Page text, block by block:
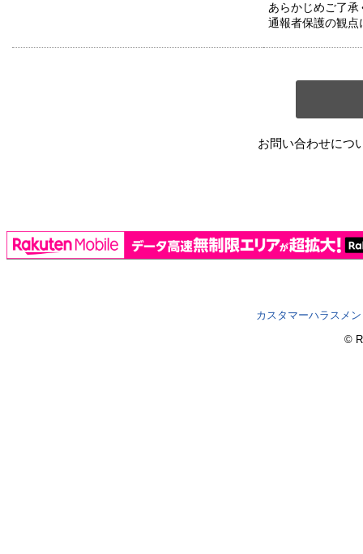
あらかじめご了承
通報者保護の観点
お問い合わせにつ
カスタマーハラスメ
©